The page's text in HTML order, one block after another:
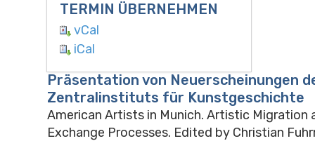
TERMIN ÜBERNEHMEN
vCal
iCal
Präsentation von Neuerscheinungen
Zentralinstituts für Kunstgeschichte
American Artists in Munich. Artistic Migration
Exchange Processes. Edited by Christian